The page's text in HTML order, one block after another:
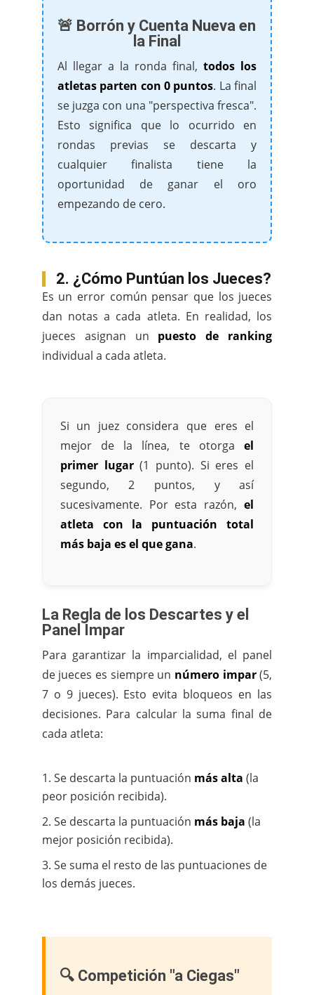
🚨 Borrón y Cuenta Nueva en
la Final
Al llegar a la ronda final,todos los
atletas parten con 0 puntos. La final
se juzga con una "perspectiva fresca".
Esto significa que lo ocurrido en
rondas previas se descarta y
cualquier finalista tiene la
oportunidad de ganar el oro
empezando de cero.
2. ¿Cómo Puntúan los Jueces?
Es un error común pensar que los jueces
dan notas a cada atleta. En realidad, los
jueces asignan un puesto de ranking
individual a cada atleta.
Si un juez considera que eres el
mejor de la línea, te otorgael
primer lugar(1 punto). Si eres el
segundo, 2 puntos, y así
sucesivamente. Por esta razón,el
atleta con la puntuación total
más baja es el que gana.
La Regla de los Descartes y el
Panel Impar
Para garantizar la imparcialidad, el panel
de jueces es siempre un número impar(5,
7 o 9 jueces). Esto evita bloqueos en las
decisiones. Para calcular la suma final de
cada atleta:
Se descarta la puntuación más alta (la
peor posición recibida).
Se descarta la puntuación más baja (la
mejor posición recibida).
Se suma el resto de las puntuaciones de
los demás jueces.
🔍 Competición "a Ciegas"